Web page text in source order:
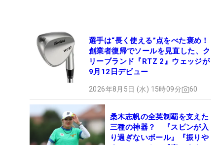
選手は“長く使える”点をべた褒め！
創業者復帰でソールを見直した、ク
リーブランド『RTZ 2』ウェッジが
9月12日デビュー
2026年8月5日 (水) 15時09分 60
桑木志帆の全英制覇を支えた
三種の神器？ 『スピンが入
り過ぎないボール』『振りや